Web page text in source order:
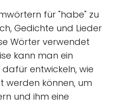
für "habe" zu
Gedichte und Lieder
Wörter verwendet
kann man ein
entwickeln, wie
werden können, um
und ihm eine